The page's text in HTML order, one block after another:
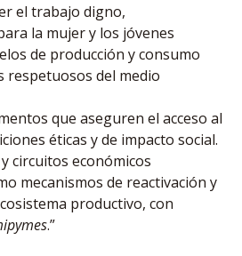
el trabajo digno,
la mujer y los jóvenes
de producción y consumo
respetuosos del medio
que aseguren el acceso al
éticas y de impacto social.
circuitos económicos
mecanismos de reactivación y
productivo, con
.”